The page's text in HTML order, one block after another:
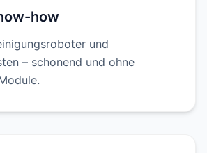
how
und
– schonend und ohne